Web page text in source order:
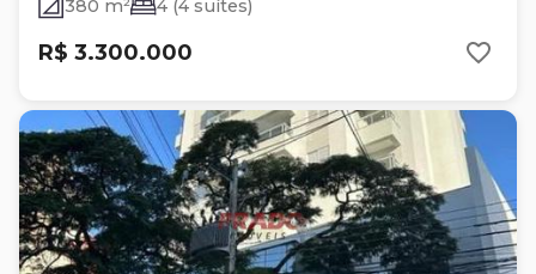
380 m² 4 (4 suítes)
R$ 3.300.000